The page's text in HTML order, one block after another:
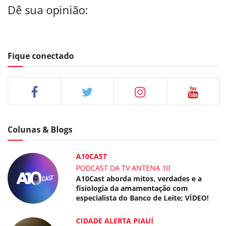
Dê sua opinião:
Fique conectado
Colunas & Blogs
A10CAST
PODCAST DA TV ANTENA 10
A10Cast aborda mitos, verdades e a
fisiologia da amamentação com
especialista do Banco de Leite; VÍDEO!
CIDADE ALERTA PIAUÍ